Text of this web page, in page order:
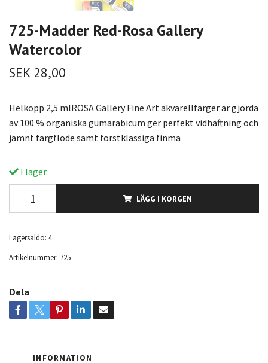
725-Madder Red-Rosa Gallery
Watercolor
SEK 28,00
Helkopp 2,5 mlROSA Gallery Fine Art akvarellfärger är gjorda
av 100 % organiska gumarabicum ger perfekt vidhäftning och
jämnt färgflöde samt förstklassiga finma
I lager.
LÄGG I KORGEN
Lagersaldo: 4
Artikelnummer: 725
Dela
INFORMATION